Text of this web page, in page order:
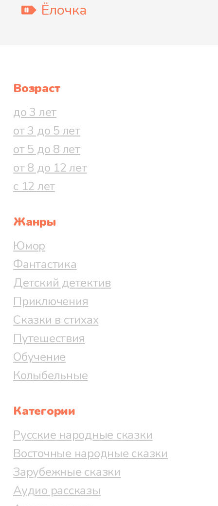
Ёлочка
Возраст
до 3 лет
от 3 до 5 лет
от 5 до 8 лет
от 8 до 12 лет
с 12 лет
Жанры
Юмор
Фантастика
Детский детектив
Приключения
Сказки в стихах
Путешествия
Обучение
Колыбельные
Категории
Русские народные сказки
Восточные народные сказки
Зарубежные сказки
Аудио рассказы